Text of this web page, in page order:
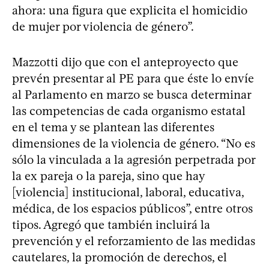
ahora: una figura que explicita el homicidio
de mujer por violencia de género”.
Mazzotti dijo que con el anteproyecto que
prevén presentar al PE para que éste lo envíe
al Parlamento en marzo se busca determinar
las competencias de cada organismo estatal
en el tema y se plantean las diferentes
dimensiones de la violencia de género. “No es
sólo la vinculada a la agresión perpetrada por
la ex pareja o la pareja, sino que hay
[violencia] institucional, laboral, educativa,
médica, de los espacios públicos”, entre otros
tipos. Agregó que también incluirá la
prevención y el reforzamiento de las medidas
cautelares, la promoción de derechos, el